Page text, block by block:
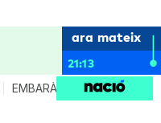
ara mateix
21:13
EMBARÀS CRIANÇA